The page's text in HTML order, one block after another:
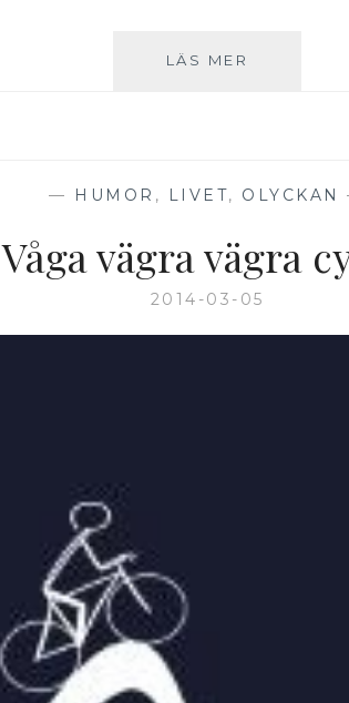
LÄS MER
— HUMOR , LIVET, OLYCKAN
Våga vägra vägra
2014-03-05